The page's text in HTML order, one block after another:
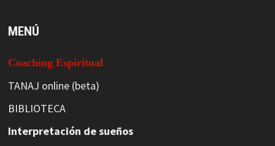
MENÚ
Coaching Espiritual
TANAJ online (beta)
BIBLIOTECA
Interpretación de sueños